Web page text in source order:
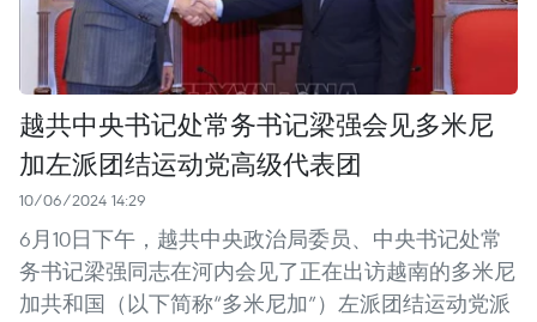
越共中央书记处常务书记梁强会见多米尼
加左派团结运动党高级代表团
10/06/2024 14:29
6月10日下午，越共中央政治局委员、中央书记处常
务书记梁强同志在河内会见了正在出访越南的多米尼
加共和国（以下简称“多米尼加”）左派团结运动党派